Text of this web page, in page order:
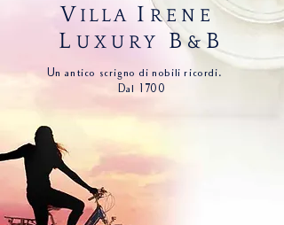
V ILLA I RENE
L UXURY B& B
Un antico scrigno di nobili ricordi.
Dal 1700